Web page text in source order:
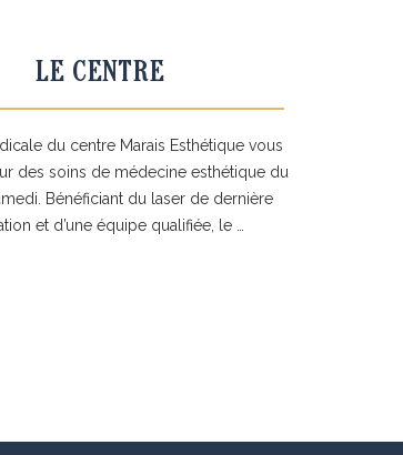
LE CENTRE
du centre Marais Esthétique vous
des soins de médecine esthétique du
Bénéficiant du laser de dernière
et d’une équipe qualifiée, le …